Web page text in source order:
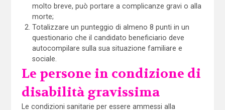
molto breve, può portare a complicanze gravi o alla
morte;
Totalizzare un punteggio di almeno 8 punti in un
questionario che il candidato beneficiario deve
autocompilare sulla sua situazione familiare e
sociale.
Le persone in condizione di
disabilità gravissima
Le condizioni sanitarie per essere ammessi alla